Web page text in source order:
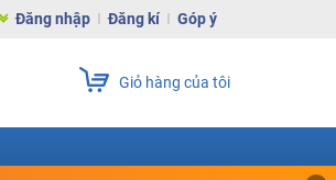
Đăng nhập Đăng kí Góp ý
Giỏ hàng của tôi